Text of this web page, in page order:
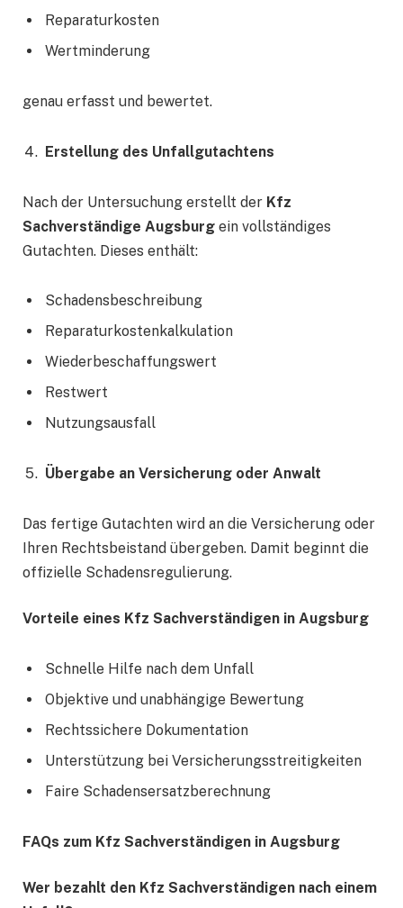
Reparaturkosten
Wertminderung
genau erfasst und bewertet.
Erstellung des Unfallgutachtens
Nach der Untersuchung erstellt der Kfz
Sachverständige Augsburg ein vollständiges
Gutachten. Dieses enthält:
Schadensbeschreibung
Reparaturkostenkalkulation
Wiederbeschaffungswert
Restwert
Nutzungsausfall
Übergabe an Versicherung oder Anwalt
Das fertige Gutachten wird an die Versicherung oder
Ihren Rechtsbeistand übergeben. Damit beginnt die
offizielle Schadensregulierung.
Vorteile eines Kfz Sachverständigen in Augsburg
Schnelle Hilfe nach dem Unfall
Objektive und unabhängige Bewertung
Rechtssichere Dokumentation
Unterstützung bei Versicherungsstreitigkeiten
Faire Schadensersatzberechnung
FAQs zum Kfz Sachverständigen in Augsburg
Wer bezahlt den Kfz Sachverständigen nach einem